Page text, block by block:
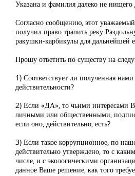
Указана и фамилия далеко не нищего
Согласно сообщению, этот
получил право тралить реку
ракушки-карбикулы для дальнейшей
Прошу ответить по существу на
1) Соответствует ли полученная
действительности?
2) Если «ДА», то чьими интересами
личными или общественными,
если оно, действительно, есть?
3) Если такое коррупционное, по
действительно утверждено, то с
числе, и с экологическими
данное Ваше решение, как того